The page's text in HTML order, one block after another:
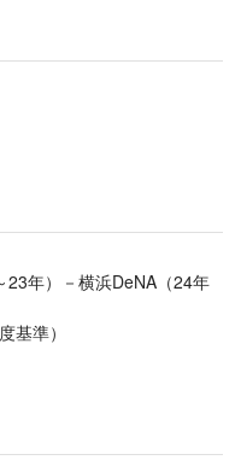
23年）－横浜DeNA（24年
基準）